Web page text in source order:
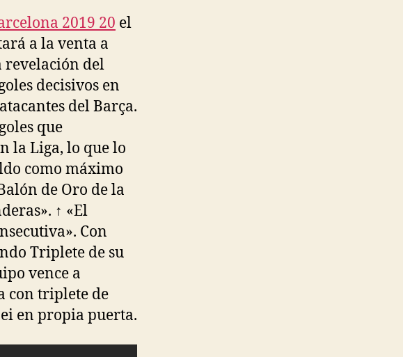
2019 20 el
a la venta a
revelación del
decisivos en
del Barça.
que
la Liga, lo que lo
como máximo
de Oro de la
↑ «El
Con
Triplete de su
vence a
con triplete de
en propia puerta.